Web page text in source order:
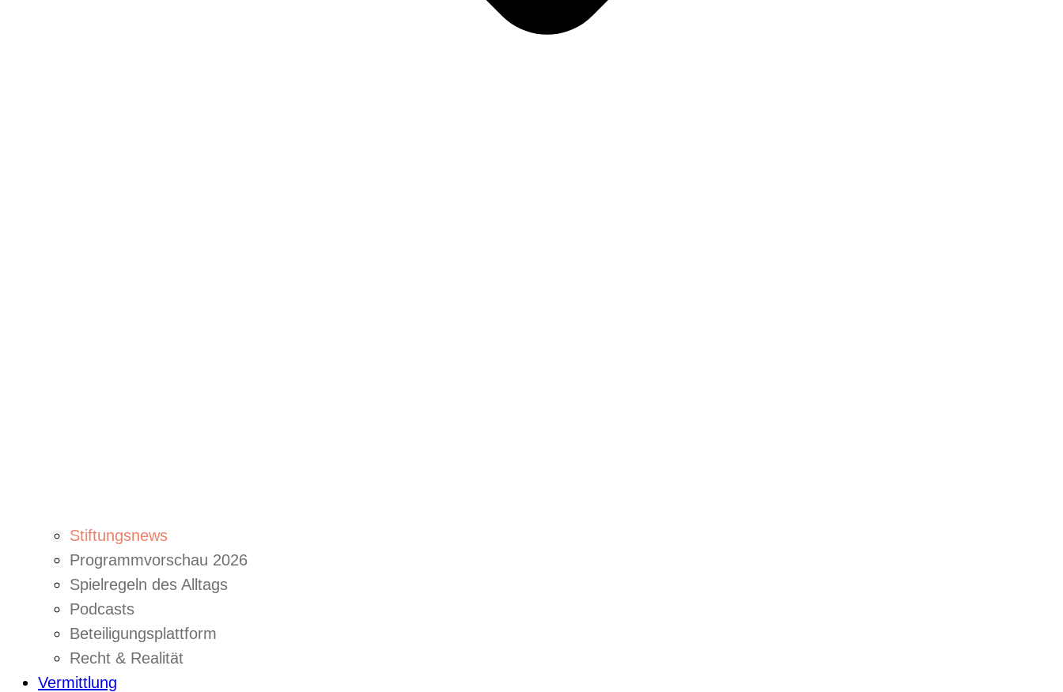
Stiftungsnews
Programmvorschau 2026
Spielregeln des Alltags
Podcasts
Beteiligungsplattform
Recht & Realität
Vermittlung